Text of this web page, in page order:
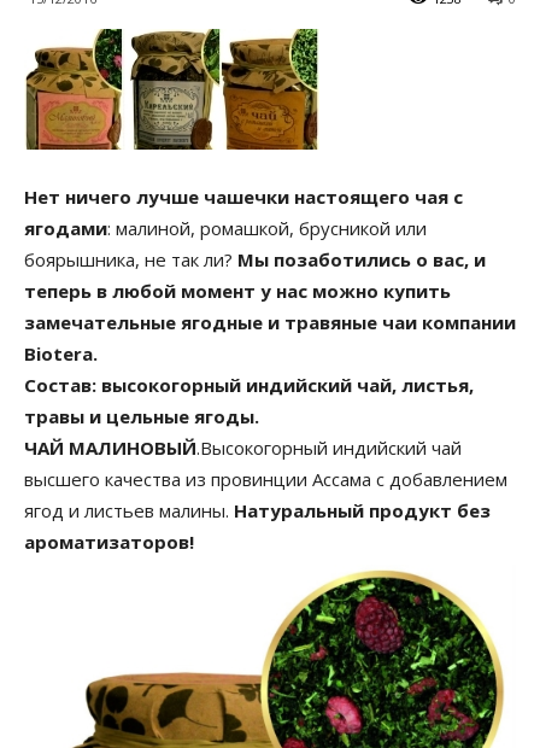
Нет ничего лучше чашечки настоящего чая с
ягодами: малиной, ромашкой, брусникой или
боярышника, не так ли? Мы позаботились о вас, и
теперь в любой момент у нас можно купить
замечательные ягодные и травяные чаи компании
Biotera.
Состав: высокогорный индийский чай, листья,
травы и цельные ягоды.
ЧАЙ МАЛИНОВЫЙ.Высокогорный индийский чай
высшего качества из провинции Ассама с добавлением
ягод и листьев малины. Натуральный продукт без
ароматизаторов!